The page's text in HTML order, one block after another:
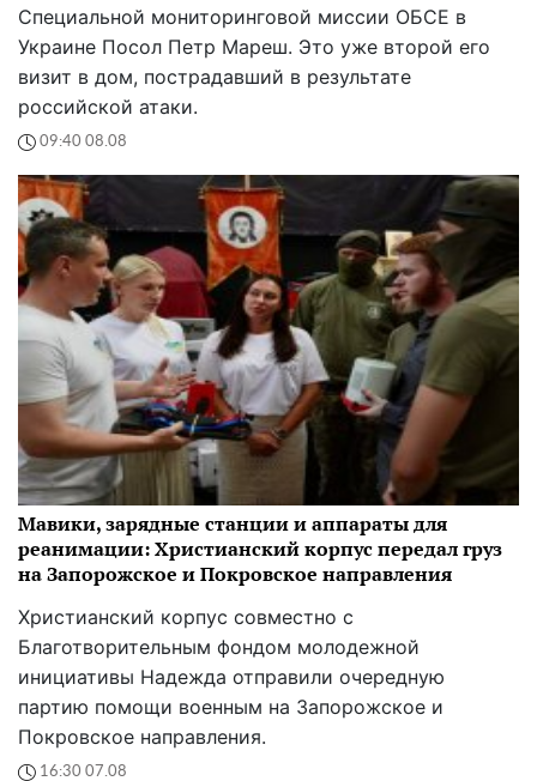
Специальной мониторинговой миссии ОБСЕ в
Украине Посол Петр Мареш. Это уже второй его
визит в дом, пострадавший в результате
российской атаки.
09:40 08.08
Мавики, зарядные станции и аппараты для
реанимации: Христианский корпус передал груз
на Запорожское и Покровское направления
Христианский корпус совместно с
Благотворительным фондом молодежной
инициативы Надежда отправили очередную
партию помощи военным на Запорожское и
Покровское направления.
16:30 07.08